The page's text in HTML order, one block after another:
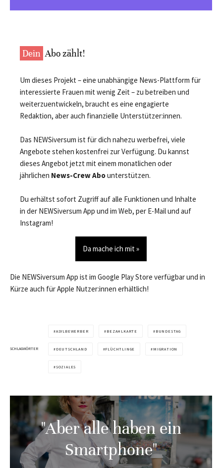
Dein Abo zählt!
Um dieses Projekt – eine unabhängige News-Plattform für
interessierte Frauen mit wenig Zeit – zu betreiben und
weiterzuentwickeln, braucht es eine engagierte
Redaktion, aber auch finanzielle Unterstützer:innen.
Das NEWSiversum ist für dich nahezu werbefrei, viele
Angebote stehen kostenfrei zur Verfügung. Du kannst
dieses Angebot jetzt mit einem monatlichen oder
jährlichen News-Crew Abounterstützen.
Du erhältst sofort Zugriff auf alle Funktionen und Inhalte
in der NEWSiversum App und im Web, per E-Mail und auf
Instagram!
Da mache ich mit »
Die NEWSiversum App ist im Google Play Store verfügbar und in
Kürze auch für Apple Nutzer:innen erhältlich!
SCHLAGWÖRTER
ASYLBEWERBER BEZAHLKARTE BUNDESTAG
DEUTSCHLAND FLÜCHTLINGE MIGRATION
SOZIALES
"Aber alle haben ein
Smartphone"